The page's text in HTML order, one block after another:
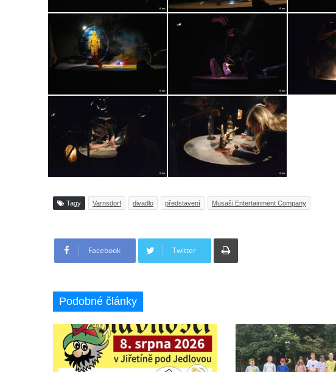
Tagy Varnsdorf divadlo představení Musaši Entertainment Company
Facebook Twitter
Tisknout
Podobné články